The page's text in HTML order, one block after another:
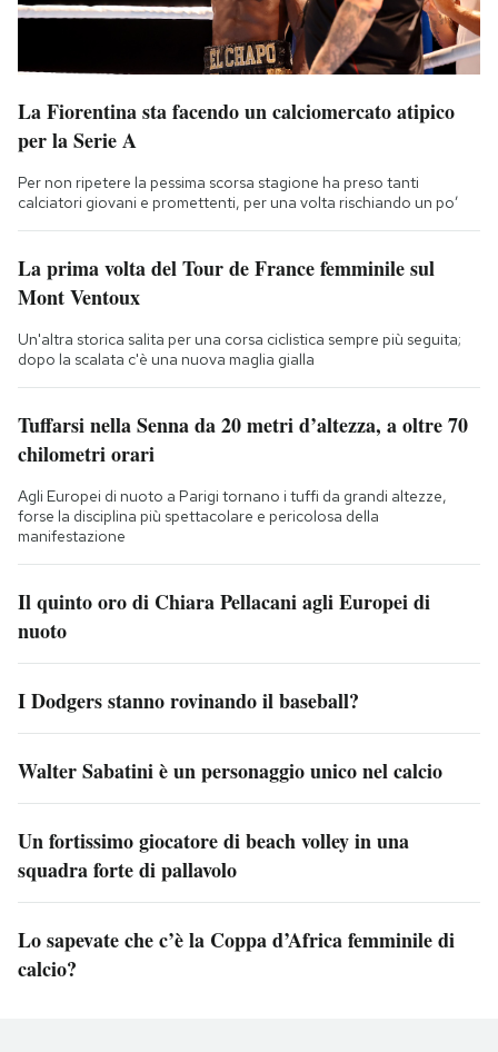
La Fiorentina sta facendo un calciomercato atipico
per la Serie A
Per non ripetere la pessima scorsa stagione ha preso tanti
calciatori giovani e promettenti, per una volta rischiando un po’
La prima volta del Tour de France femminile sul
Mont Ventoux
Un'altra storica salita per una corsa ciclistica sempre più seguita;
dopo la scalata c'è una nuova maglia gialla
Tuffarsi nella Senna da 20 metri d’altezza, a oltre 70
chilometri orari
Agli Europei di nuoto a Parigi tornano i tuffi da grandi altezze,
forse la disciplina più spettacolare e pericolosa della
manifestazione
Il quinto oro di Chiara Pellacani agli Europei di
nuoto
I Dodgers stanno rovinando il baseball?
Walter Sabatini è un personaggio unico nel calcio
Un fortissimo giocatore di beach volley in una
squadra forte di pallavolo
Lo sapevate che c’è la Coppa d’Africa femminile di
calcio?